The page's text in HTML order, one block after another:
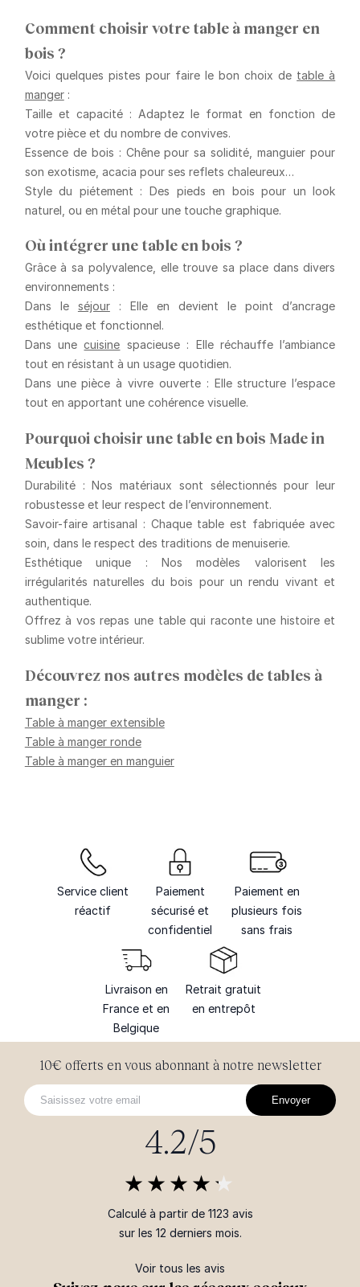
Comment choisir votre table à manger en
bois ?
Voici quelques pistes pour faire le bon choix de table à
manger:
Taille et capacité: Adaptez le format en fonction de
votre pièce et du nombre de convives.
Essence de bois : Chêne pour sa solidité, manguier pour
son exotisme, acacia pour ses reflets chaleureux…
Style du piétement : Des pieds en bois pour un look
naturel, ou en métal pour une touche graphique.
Où intégrer une table en bois ?
Grâce à sa polyvalence, elle trouve sa place dans divers
environnements :
Dans le séjour: Elle en devient le point d’ancrage
esthétique et fonctionnel.
Dans unecuisine spacieuse: Elle réchauffe l’ambiance
tout en résistant à un usage quotidien.
Dans une pièce à vivre ouverte: Elle structure l’espace
tout en apportant une cohérence visuelle.
Pourquoi choisir une table en bois Made in
Meubles ?
Durabilité: Nos matériaux sont sélectionnés pour leur
robustesse et leur respect de l’environnement.
Savoir-faire artisanal : Chaque table est fabriquée avec
soin, dans le respect des traditions de menuiserie.
Esthétique unique : Nos modèles valorisent les
irrégularités naturelles du bois pour un rendu vivant et
authentique.
Offrez à vos repas une table qui raconte une histoire et
sublime votre intérieur.
Découvrez nos autres modèles de tables à
manger :
Table à manger extensible
Table à manger ronde
Table à manger en manguier
Service client
réactif
Paiement
sécurisé et
confidentiel
Paiement en
plusieurs fois
sans frais
Livraison en
France et en
Belgique
Retrait gratuit
en entrepôt
10€ offerts en vous abonnant à notre newsletter
Envoyer
4.2/5
Calculé à partir de 1123 avis
sur les 12 derniers mois.
Voir tous les avis